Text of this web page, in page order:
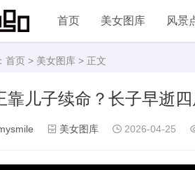
首页 美女图库 风景
首页 > 美女图库 > 正文
靠儿子续命？长子早逝
美女图库 2026-04-25